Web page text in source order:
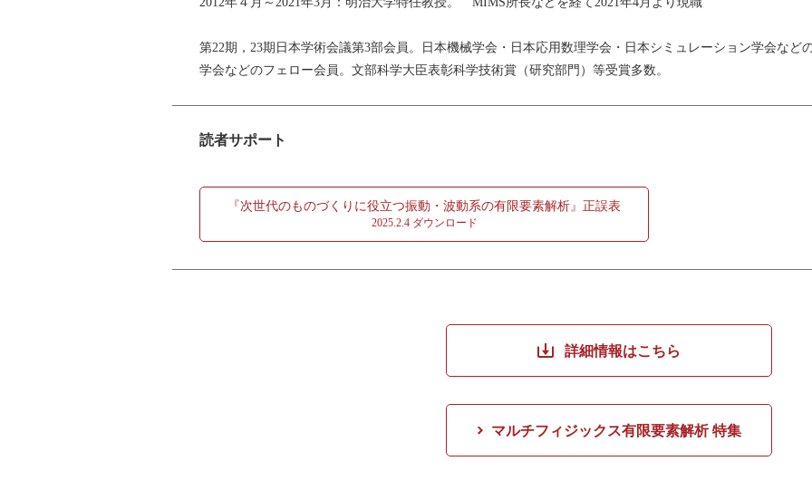
3.5 まとめ
4.1 はじめに
4.2 ホログラフィックニューラルネットワーク(HNN)の理論とその拡張
4.5 まとめ
第5章 流れの音
5.1 はじめに
5.5 数値解法－流れ場から音源を抽出して音伝搬を計算する方法
第22期，23期日本学術会議第3部会員。日本機械学会・日本応用数理学会・日本シミュレーション学会など
学会などのフェロー会員。文部科学大臣表彰科学技術賞（研究部門）等受賞多数。
計測エンジニアリングシステム株式会社主席研究員，技術士（機械部門），東京農業大学客員教授，明治大
米 大海
計測エンジニアリングシステム株式会社技術部部長，工学博士
読者サポート
『次世代のものづくりに役立つ振動・波動系の有限要素解析』正誤表
2025.2.4 ダウンロード
詳細情報はこちら
マルチフィジックス有限要素解析 特集